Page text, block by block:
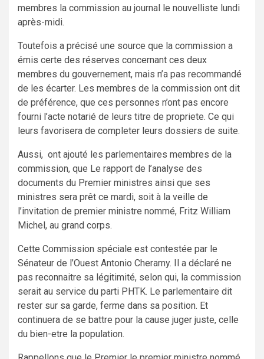
membres la commission au journal le nouvelliste lundi
après-midi.
Toutefois a précisé une source que la commission a
émis certe des réserves concernant ces deux
membres du gouvernement, mais n’a pas recommandé
de les écarter. Les membres de la commission ont dit
de préférence, que ces personnes n’ont pas encore
fourni l’acte notarié de leurs titre de propriete. Ce qui
leurs favorisera de completer leurs dossiers de suite.
Aussi, ont ajouté les parlementaires membres de la
commission, que Le rapport de l’analyse des
documents du Premier ministres ainsi que ses
ministres sera prêt ce mardi, soit à la veille de
l’invitation de premier ministre nommé, Fritz William
Michel, au grand corps.
Cette Commission spéciale est contestée par le
Sénateur de l’Ouest Antonio Cheramy. Il a déclaré ne
pas reconnaitre sa légitimité, selon qui, la commission
serait au service du parti PHTK. Le parlementaire dit
rester sur sa garde, ferme dans sa position. Et
continuera de se battre pour la cause juger juste, celle
du bien-etre la population.